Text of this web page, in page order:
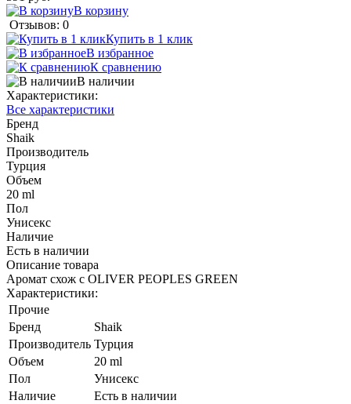
В корзину
Отзывов: 0
Купить в 1 клик
В избранное
К сравнению
В наличии
Характеристики:
Все характеристики
Бренд
Shaik
Производитель
Турция
Объем
20 ml
Пол
Унисекс
Наличие
Есть в наличии
Описание товара
Аромат схож с OLIVER PEOPLES GREEN
Характеристики:
Прочие
Бренд
Shaik
Производитель Турция
Объем
20 ml
Пол
Унисекс
Наличие
Есть в наличии